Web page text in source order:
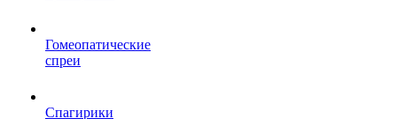
Гомеопатические
спреи
Спагирики